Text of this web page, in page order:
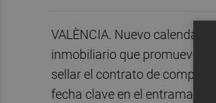
VALÈNCIA. Nuevo
inmobiliario que promueve
sellar el contrato de
fecha clave en el entramado